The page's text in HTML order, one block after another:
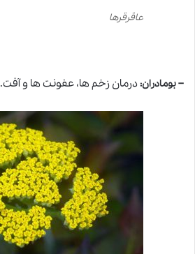
عاقرقرها
–بومادران:درمان زخم ها، عفونت ها و آفت.